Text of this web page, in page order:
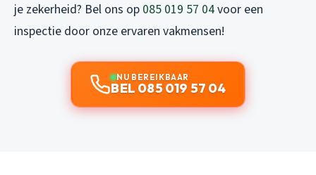
je zekerheid? Bel ons op 085 019 57 04voor een
inspectie door onze ervaren vakmensen!
NU BEREIKBAAR
BEL 085 019 57 04